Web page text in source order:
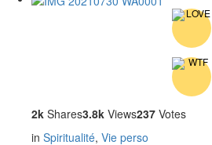
2k Shares3.8k Views237 Votes
in Spiritualité, Vie perso